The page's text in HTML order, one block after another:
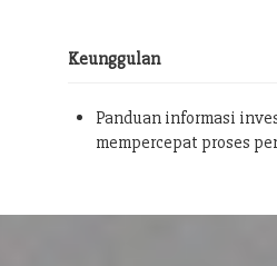
Keunggulan
Panduan informasi
mempercepat proses